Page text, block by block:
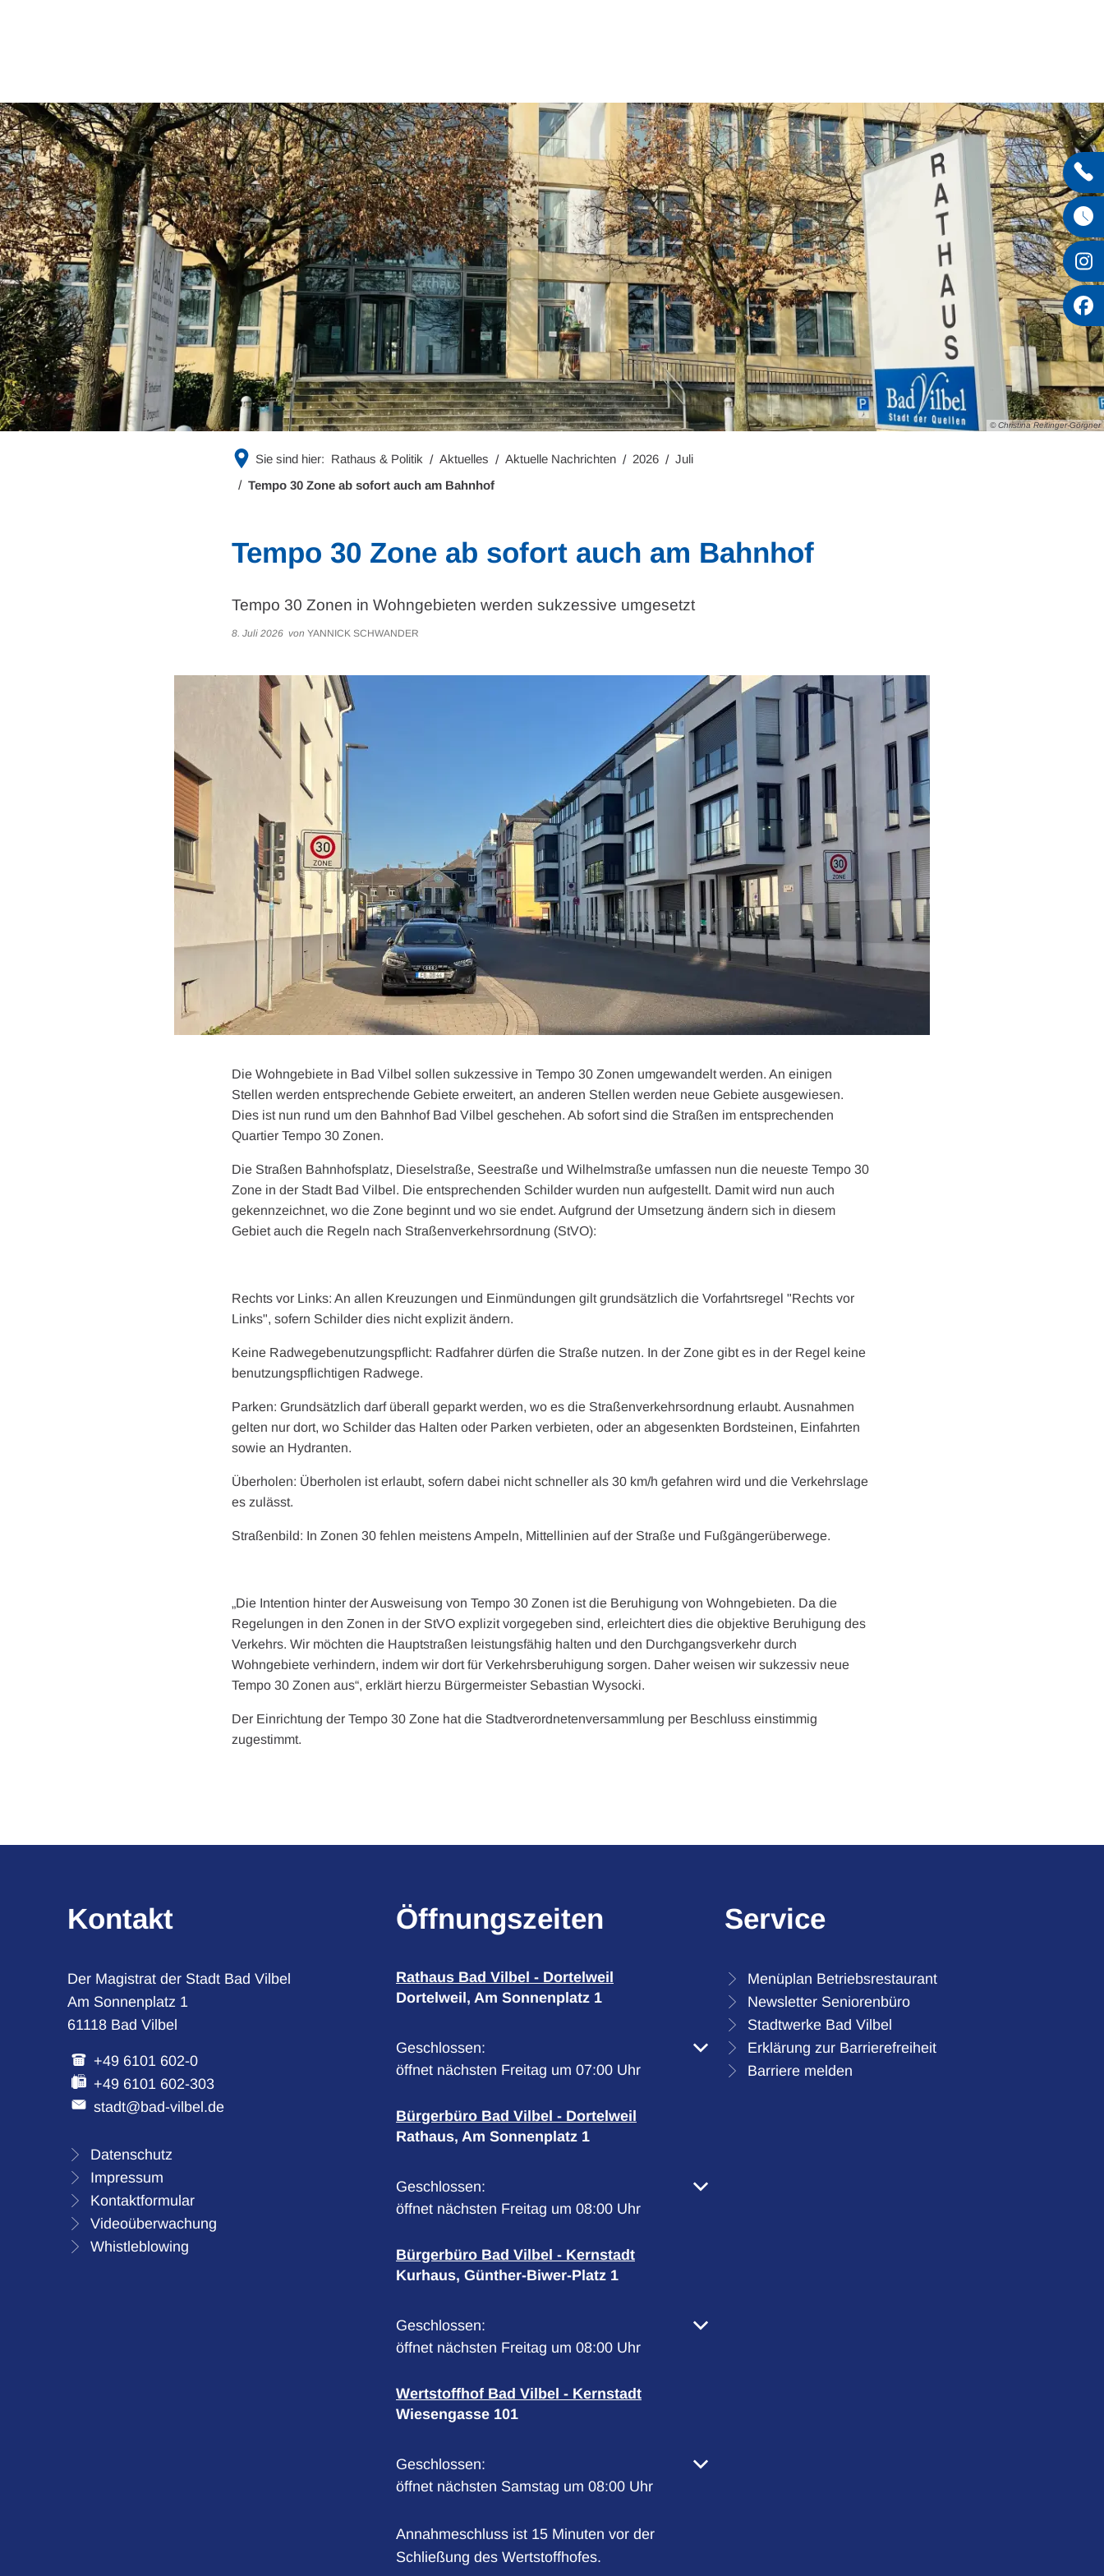
© Christina Reitinger-Görgner
Sie sind hier: Rathaus & Politik Aktuelles Aktuelle Nachrichten 2026
Juli
Tempo 30 Zone ab sofort auch am Bahnhof
Tempo 30 Zone ab sofort auch am Bahnhof
Tempo 30 Zonen in Wohngebieten werden sukzessive umgesetzt
8. Juli 2026 von YANNICK SCHWANDER
Die Wohngebiete in Bad Vilbel sollen sukzessive in Tempo 30 Zonen umgewandelt werden. An einigen
Stellen werden entsprechende Gebiete erweitert, an anderen Stellen werden neue Gebiete ausgewiesen.
Dies ist nun rund um den Bahnhof Bad Vilbel geschehen. Ab sofort sind die Straßen im entsprechenden
Quartier Tempo 30 Zonen.
Die Straßen Bahnhofsplatz, Dieselstraße, Seestraße und Wilhelmstraße umfassen nun die neueste Tempo 30
Zone in der Stadt Bad Vilbel. Die entsprechenden Schilder wurden nun aufgestellt. Damit wird nun auch
gekennzeichnet, wo die Zone beginnt und wo sie endet. Aufgrund der Umsetzung ändern sich in diesem
Gebiet auch die Regeln nach Straßenverkehrsordnung (StVO):
Rechts vor Links: An allen Kreuzungen und Einmündungen gilt grundsätzlich die Vorfahrtsregel "Rechts vor
Links", sofern Schilder dies nicht explizit ändern.
Keine Radwegebenutzungspflicht: Radfahrer dürfen die Straße nutzen. In der Zone gibt es in der Regel keine
benutzungspflichtigen Radwege.
Parken: Grundsätzlich darf überall geparkt werden, wo es die Straßenverkehrsordnung erlaubt. Ausnahmen
gelten nur dort, wo Schilder das Halten oder Parken verbieten, oder an abgesenkten Bordsteinen, Einfahrten
sowie an Hydranten.
Überholen: Überholen ist erlaubt, sofern dabei nicht schneller als 30 km/h gefahren wird und die Verkehrslage
es zulässt.
Straßenbild: In Zonen 30 fehlen meistens Ampeln, Mittellinien auf der Straße und Fußgängerüberwege.
„Die Intention hinter der Ausweisung von Tempo 30 Zonen ist die Beruhigung von Wohngebieten. Da die
Regelungen in den Zonen in der StVO explizit vorgegeben sind, erleichtert dies die objektive Beruhigung des
Verkehrs. Wir möchten die Hauptstraßen leistungsfähig halten und den Durchgangsverkehr durch
Wohngebiete verhindern, indem wir dort für Verkehrsberuhigung sorgen. Daher weisen wir sukzessiv neue
Tempo 30 Zonen aus“, erklärt hierzu Bürgermeister Sebastian Wysocki.
Der Einrichtung der Tempo 30 Zone hat die Stadtverordnetenversammlung per Beschluss einstimmig
zugestimmt.
Kontakt
Der Magistrat der Stadt Bad Vilbel
Am Sonnenplatz 1
61118 Bad Vilbel
+49 6101 602-0
+49 6101 602-303
stadt@bad-vilbel.de
Datenschutz
Impressum
Kontaktformular
Videoüberwachung
Whistleblowing
Öffnungszeiten
Rathaus Bad Vilbel - Dortelweil
Dortelweil, Am Sonnenplatz 1
Klicken, um weitere Öffnungs- oder Schließzeiten auszublenden
Geschlossen:
öffnet nächsten Freitag um 07:00 Uhr
Bürgerbüro Bad Vilbel - Dortelweil
Rathaus, Am Sonnenplatz 1
Klicken, um weitere Öffnungs- oder Schließzeiten auszublenden
Geschlossen:
öffnet nächsten Freitag um 08:00 Uhr
Bürgerbüro Bad Vilbel - Kernstadt
Kurhaus, Günther-Biwer-Platz 1
Klicken, um weitere Öffnungs- oder Schließzeiten auszublenden
Geschlossen:
öffnet nächsten Freitag um 08:00 Uhr
Wertstoffhof Bad Vilbel - Kernstadt
Wiesengasse 101
Klicken, um weitere Öffnungs- oder Schließzeiten auszublenden
Geschlossen:
öffnet nächsten Samstag um 08:00 Uhr
Annahmeschluss ist 15 Minuten vor der
Schließung des Wertstoffhofes.
Service
Menüplan Betriebsrestaurant
Newsletter Seniorenbüro
Stadtwerke Bad Vilbel
Erklärung zur Barrierefreiheit
Barriere melden